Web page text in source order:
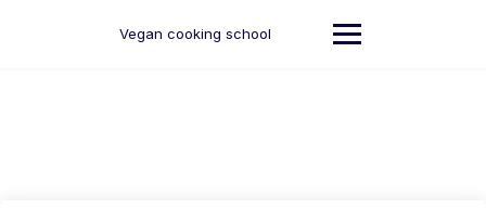
Vegan cooking school